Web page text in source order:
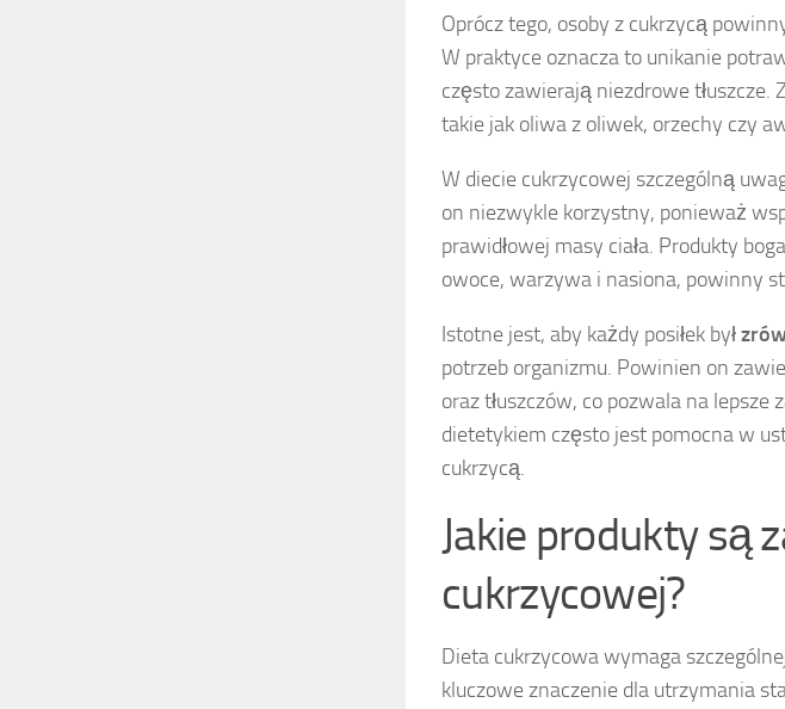
Oprócz tego, osoby z cukrzycą
W praktyce oznacza to unikanie
często zawierają niezdrowe tłuszcze.
takie jak oliwa z oliwek, orzechy czy
W diecie cukrzycowej szczególną
on niezwykle korzystny, ponieważ
prawidłowej masy ciała. Produkty
owoce, warzywa i nasiona, powinny
Istotne jest, aby każdy posiłek był
potrzeb organizmu. Powinien on
oraz tłuszczów, co pozwala na
dietetykiem często jest pomocna w
cukrzycą.
Jakie produkty są
cukrzycowej?
Dieta cukrzycowa wymaga
kluczowe znaczenie dla utrzymania